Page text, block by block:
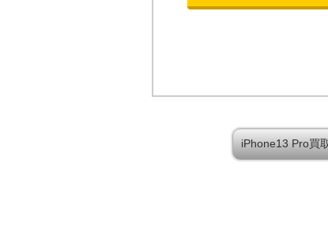
iPhone13 Pro買